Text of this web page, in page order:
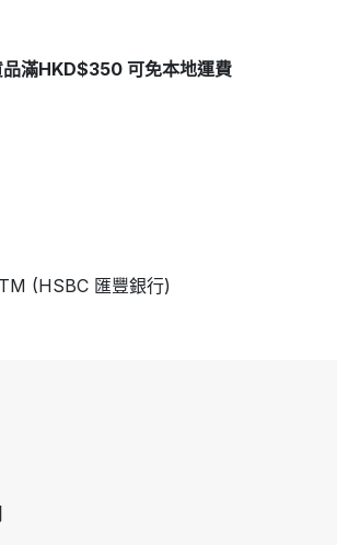
滿HKD$350 可免本地運費
(HSBC 匯豐銀行)